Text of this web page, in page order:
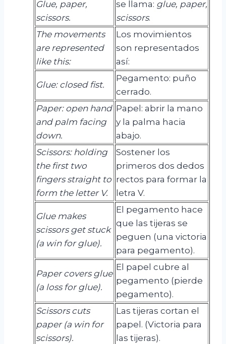
Glue, paper,
scissors.
se llama: glue, paper,
scissors.
The movements
are represented
like this:
Los movimientos
son representados
así:
Glue: closed fist.
Pegamento: puño
cerrado.
Paper: open hand
and palm facing
down.
Papel: abrir la mano
y la palma hacia
abajo.
Scissors: holding
the first two
fingers straight to
form the letter V.
Sostener los
primeros dos dedos
rectos para formar la
letra V.
Glue makes
scissors get stuck
(a win for glue).
El pegamento hace
que las tijeras se
peguen (una victoria
para pegamento).
Paper covers glue
(a loss for glue).
El papel cubre al
pegamento (pierde
pegamento).
Scissors cuts
paper (a win for
scissors).
Las tijeras cortan el
papel. (Victoria para
las tijeras).